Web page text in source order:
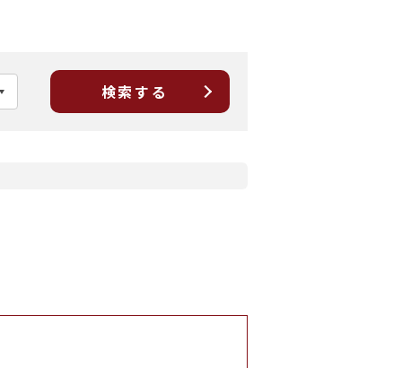
検索する